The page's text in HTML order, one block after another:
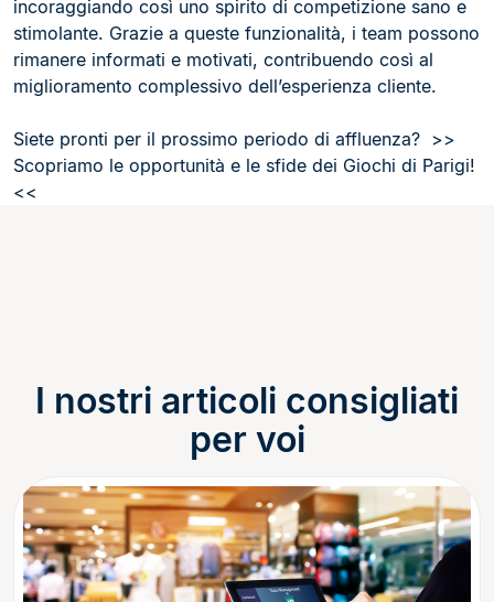
incoraggiando così uno spirito di competizione sano e
stimolante. Grazie a queste funzionalità, i team possono
rimanere informati e motivati, contribuendo così al
miglioramento complessivo dell’esperienza cliente.
Siete pronti per il prossimo periodo di affluenza? >>
Scopriamo le opportunità e le sfide dei Giochi di Parigi!
<<
I nostri articoli consigliati
per voi